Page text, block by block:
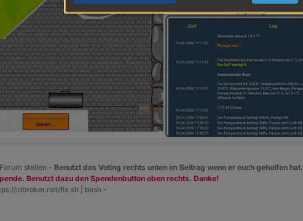
stellen - Benutzt das Voting rechts unten im Beitrag wenn er euch geholfen hat.
Benutzt dazu den Spendenbutton oben rechts. Danke!
iobroker.net/fix.sh | bash -